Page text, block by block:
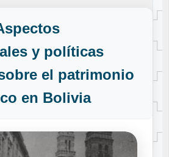
y políticas
el patrimonio
en Bolivia